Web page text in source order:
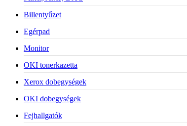
Billentyűzet
Egérpad
Monitor
OKI tonerkazetta
Xerox dobegységek
OKI dobegységek
Fejhallgatók